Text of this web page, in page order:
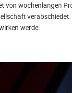
von wochenlangen
werde.